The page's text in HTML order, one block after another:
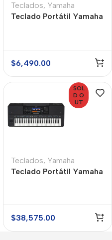
Teclados, Yamaha
Teclado Portátil Yamaha
$6,490.00
SOL
D O
UT
Teclados, Yamaha
Teclado Portátil Yamaha
$38,575.00